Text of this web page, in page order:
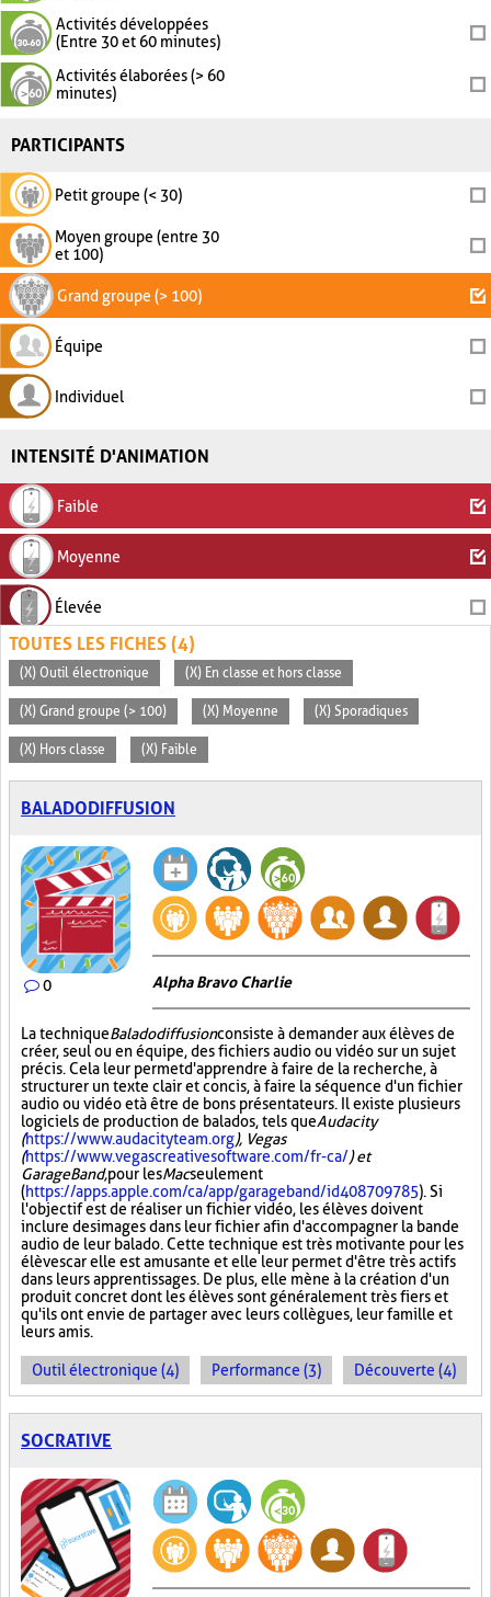
Activités développées
(Entre 30 et 60 minutes)
Activités élaborées (> 60
minutes)
PARTICIPANTS
Petit groupe (< 30)
Moyen groupe (entre 30
et 100)
Grand groupe (> 100)
Équipe
Individuel
INTENSITÉ D'ANIMATION
Faible
Moyenne
Élevée
TOUTES LES FICHES (4)
(X) Outil électronique (X) En classe et hors classe
(X) Grand groupe (> 100) (X) Moyenne (X) Sporadiques
(X) Hors classe (X) Faible
BALADODIFFUSION
0 Alpha Bravo Charlie
La techniqueBaladodiffusionconsiste à demander aux élèves de
créer, seul ou en équipe, des fichiers audio ou vidéo sur un sujet
précis. Cela leur permet d'apprendre à faire de la recherche, à
structurer un texte clair et concis, à faire la séquence d'un fichier
audio ou vidéo et à être de bons présentateurs. Il existe plusieurs
logiciels de production de balados, tels queAudacity
(https://www.audacityteam.org), Vegas
(https://www.vegascreativesoftware.com/fr-ca/) et
GarageBand,pour lesMacseulement
(https://apps.apple.com/ca/app/garageband/id408709785). Si
l'objectif est de réaliser un fichier vidéo, les élèves doivent
inclure des images dans leur fichier afin d'accompagner la bande
audio de leur balado. Cette technique est très motivante pour les
élèves car elle est amusante et elle leur permet d'être très actifs
dans leurs apprentissages. De plus, elle mène à la création d'un
produit concret dont les élèves sont généralement très fiers et
qu'ils ont envie de partager avec leurs collègues, leur famille et
leurs amis.
Outil électronique (4) Performance (3) Découverte (4)
SOCRATIVE